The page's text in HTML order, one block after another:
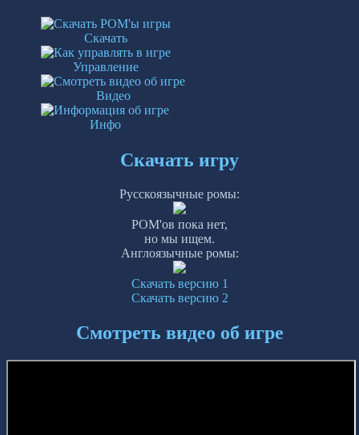
Скачать
Управление
Видео
Инфо
Скачать игру
Русскоязычные ромы:
РОМ'ов пока нет,
но мы ищем.
Англоязычные ромы:
Скачать версию 1
Скачать версию 2
Смотреть видео об игре